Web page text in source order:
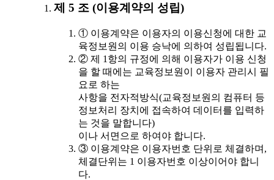
제 5 조 (이용계약의 성립)
① 이용계약은 이용자의 이용신청에 대한 교
육정보원의 이용 승낙에 의하여 성립됩니다.
② 제 1항의 규정에 의해 이용자가 이용 신청
을 할 때에는 교육정보원이 이용자 관리시 필
요로 하는
사항을 전자적방식(교육정보원의 컴퓨터 등
정보처리 장치에 접속하여 데이터를 입력하
는 것을 말합니다)
이나 서면으로 하여야 합니다.
③ 이용계약은 이용자번호 단위로 체결하며,
체결단위는 1 이용자번호 이상이어야 합니
다.